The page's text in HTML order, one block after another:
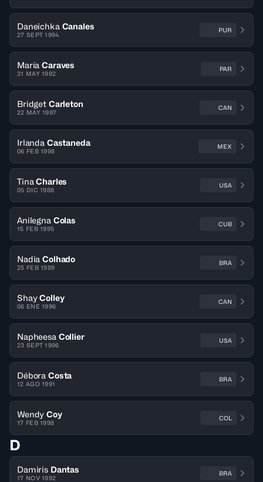
Daneichka Canales
27 SEPT 1994
PUR
María Caraves
31 MAY 1992
PAR
Bridget Carleton
22 MAY 1997
CAN
Irlanda Castaneda
06 FEB 1998
MEX
Tina Charles
05 DIC 1988
USA
Anilegna Colas
15 FEB 1995
CUB
Nadia Colhado
25 FEB 1989
BRA
Shay Colley
06 ENE 1996
CAN
Napheesa Collier
23 SEPT 1996
USA
Débora Costa
12 AGO 1991
BRA
Wendy Coy
17 FEB 1998
COL
D
Damiris Dantas
17 NOV 1992
BRA